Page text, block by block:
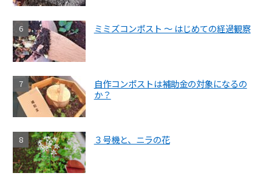
ミミズコンポスト ～ はじめての経過観察
自作コンポストは補助金の対象になるの
か？
３号機と、ニラの花